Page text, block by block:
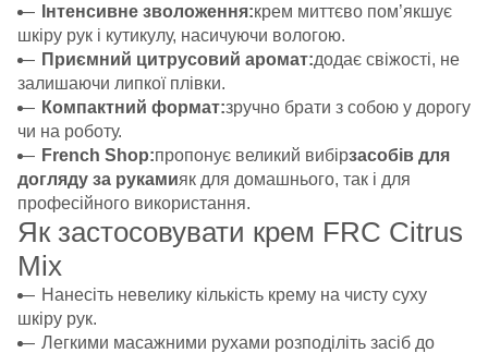
Інтенсивне зволоження:крем миттєво пом’якшує
шкіру рук і кутикулу, насичуючи вологою.
Приємний цитрусовий аромат:додає свіжості, не
залишаючи липкої плівки.
Компактний формат:зручно брати з собою у дорогу
чи на роботу.
French Shop:пропонує великий вибірзасобів для
догляду за рукамияк для домашнього, так і для
професійного використання.
Як застосовувати крем FRC Citrus
Mix
Нанесіть невелику кількість крему на чисту суху
шкіру рук.
Легкими масажними рухами розподіліть засіб до